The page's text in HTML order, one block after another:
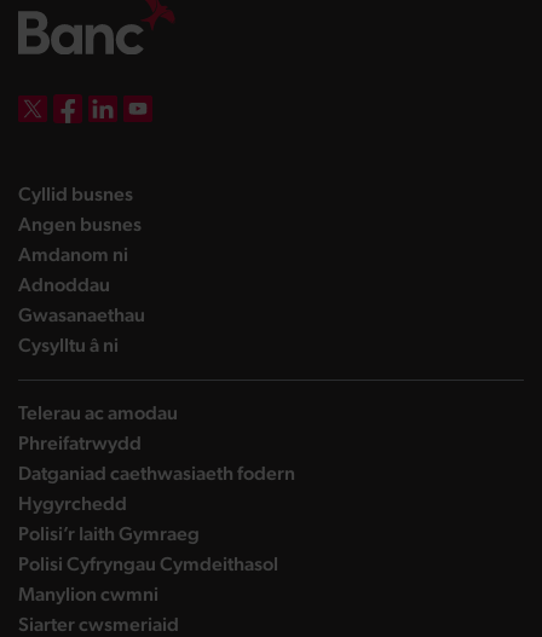
Cyllid busneslanding page
Angen busneslanding page
Amdanom ni
Adnoddau
Gwasanaethau
Cysylltu â ni
Telerau ac amodau
Phreifatrwydd
Datganiad caethwasiaeth fodern
Hygyrchedd
Polisi’r Iaith Gymraeg
Polisi Cyfryngau Cymdeithasol
Manylion cwmni
Siarter cwsmeriaid